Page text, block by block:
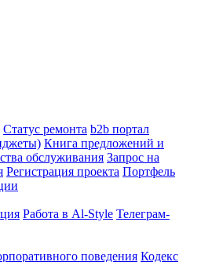
Статус ремонта b2b портал
Книга предложений и
обслуживания Запрос на
Регистрация проекта Портфель
Работа в Al-Style Телеграм-
поведения Кодекс